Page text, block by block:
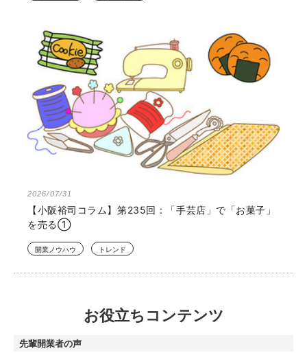
2026/07/31
【小阪裕司コラム】第235回：「手芸店」で「お菓子」
を売る①
開業ノウハウ トレンド
お役立ちコンテンツ
先輩開業者の声